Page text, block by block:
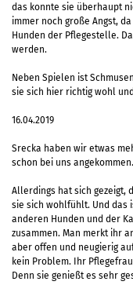
das konnte sie überhaupt
immer noch große Angst,
Hunden der Pflegestelle.
werden.
Neben Spielen ist
sie sich hier richtig wohl
16.04.2019
Srecka haben wir etwas
schon bei uns angekommen.
Allerdings hat sich gezeigt,
sie sich wohlfühlt. Und das
anderen Hunden und der
zusammen. Man merkt ihr
aber offen und neugierig
kein Problem. Ihr
Denn sie genießt es sehr